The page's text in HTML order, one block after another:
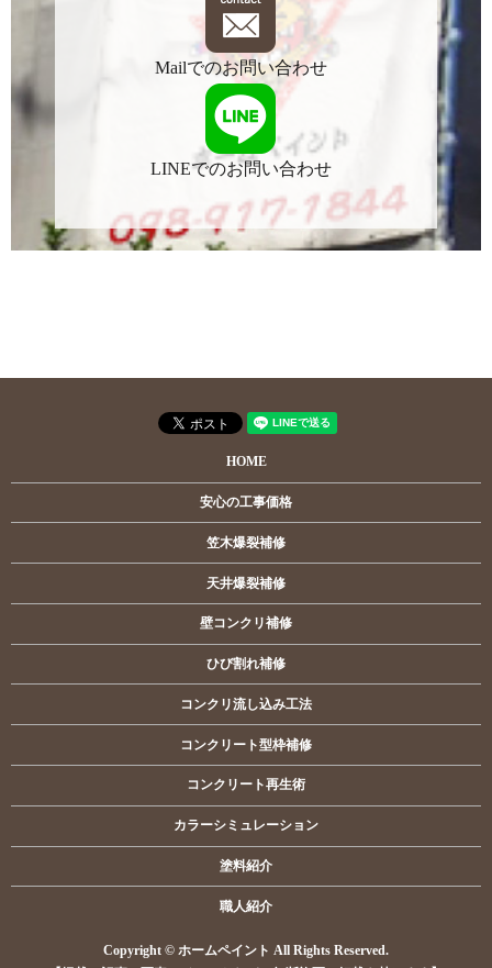
Mailでのお問い合わせ
LINEでのお問い合わせ
HOME
安心の工事価格
笠木爆裂補修
天井爆裂補修
壁コンクリ補修
ひび割れ補修
コンクリ流し込み工法
コンクリート型枠補修
コンクリート再生術
カラーシミュレーション
塗料紹介
職人紹介
Copyright © ホームペイント All Rights Reserved.